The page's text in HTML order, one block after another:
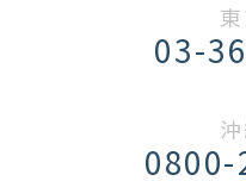
03-